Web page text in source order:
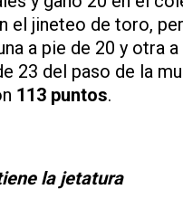
el jineteo de toro,
a pie de 20 y otra
23 del paso de la
113 puntos.
la jetatura